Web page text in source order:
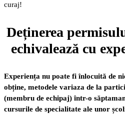
curaj!
Deținerea
echivalează cu
Experiența nu poate fi înlocuită de
obține, metodele variaza de la
(membru de echipaj) într-o
cursurile de specialitate ale unor